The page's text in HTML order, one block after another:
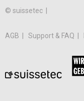
© suissetec |
AGB Support & FAQ